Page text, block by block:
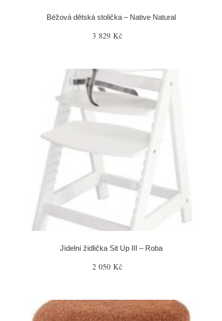
Béžová dětská stolička – Native Natural
3 829 Kč
Jídelní židlička Sit Up III – Roba
2 050 Kč